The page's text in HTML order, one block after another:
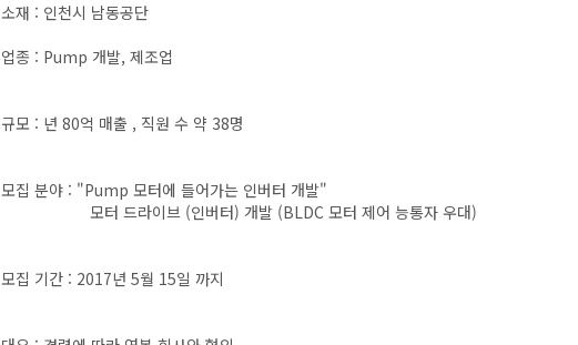
소재 : 인천시 남동공단
업종 : Pump 개발, 제조업
규모 : 년 80억 매출 , 직원 수 약 38명
모집 분야 : "Pump 모터에 들어가는 인버터 개발"
모터 드라이브 (인버터) 개발 (BLDC 모터 제어 능통자 우대)
모집 기간 : 2017년 5월 15일 까지